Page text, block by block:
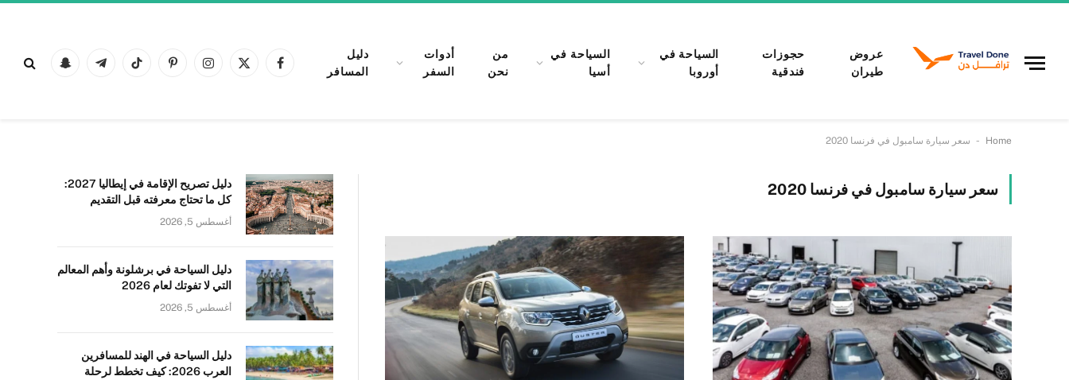
عروض
طيران
حجوزات
فندقية
السياحة في
أوروبا
السياحة في
أسيا
من
نحن
أدوات
السفر
دليل
المسافر
فيسبوكX
الانستغرامبينتيريستتيكتوك تيلقرام Snapchat
Home
- سعر سيارة سامبول في فرنسا 2020
سعر سيارة سامبول في فرنسا 2020
دليل تصريح الإقامة في إيطاليا 2027:
كل ما تحتاج معرفته قبل التقديم
أغسطس 5, 2026
دليل السياحة في برشلونة وأهم المعالم
التي لا تفوتك لعام 2026
أغسطس 5, 2026
دليل السياحة في الهند للمسافرين
العرب 2026: كيف تخطط لرحلة